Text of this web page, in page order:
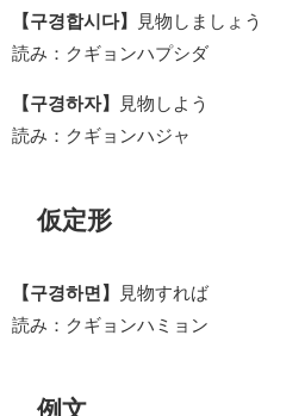
【구경합시다】
見物しましょう
読み：クギョンハプシダ
【구경하자】
見物しよう
読み：クギョンハジャ
仮定形
【구경하면】
見物すれば
読み：クギョンハミョン
例文